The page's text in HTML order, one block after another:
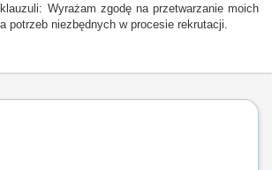
Wyrażam zgodę na przetwarzanie moich
potrzeb niezbędnych w procesie rekrutacji.